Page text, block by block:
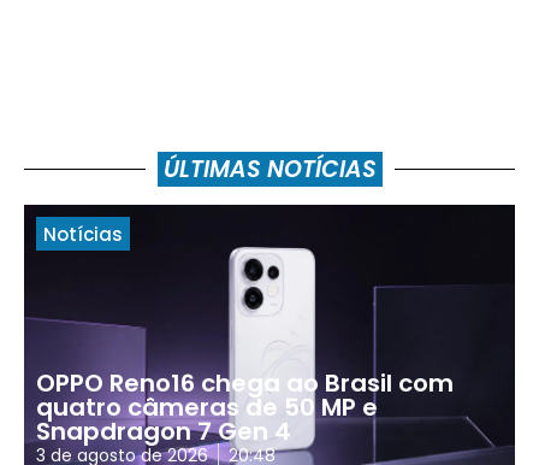
ÚLTIMAS NOTÍCIAS
Notícias
OPPO Reno16 chega ao Brasil com
quatro câmeras de 50 MP e
Snapdragon 7 Gen 4
3 de agosto de 2026 20:48